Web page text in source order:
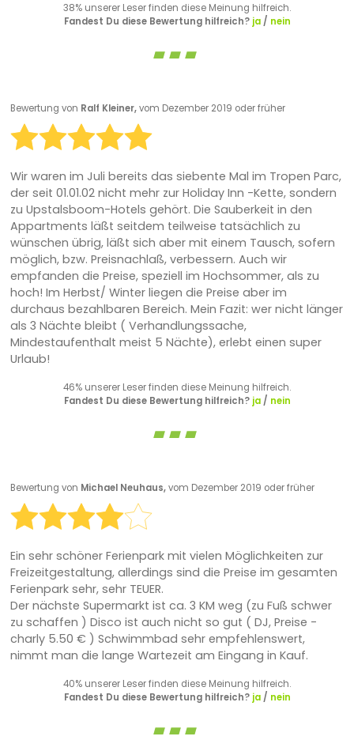
38% unserer Leser finden diese Meinung hilfreich.
Fandest Du diese Bewertung hilfreich? ja/ nein
Bewertung von Ralf Kleiner,vom Dezember 2019 oder früher
Wir waren im Juli bereits das siebente Mal im Tropen Parc,
der seit 01.01.02 nicht mehr zur Holiday Inn -Kette, sondern
zu Upstalsboom-Hotels gehört. Die Sauberkeit in den
Appartments läßt seitdem teilweise tatsächlich zu
wünschen übrig, läßt sich aber mit einem Tausch, sofern
möglich, bzw. Preisnachlaß, verbessern. Auch wir
empfanden die Preise, speziell im Hochsommer, als zu
hoch! Im Herbst/ Winter liegen die Preise aber im
durchaus bezahlbaren Bereich. Mein Fazit: wer nicht länger
als 3 Nächte bleibt ( Verhandlungssache,
Mindestaufenthalt meist 5 Nächte), erlebt einen super
Urlaub!
46% unserer Leser finden diese Meinung hilfreich.
Fandest Du diese Bewertung hilfreich? ja/ nein
Bewertung von Michael Neuhaus,vom Dezember 2019 oder früher
Ein sehr schöner Ferienpark mit vielen Möglichkeiten zur
Freizeitgestaltung, allerdings sind die Preise im gesamten
Ferienpark sehr, sehr TEUER.
Der nächste Supermarkt ist ca. 3 KM weg (zu Fuß schwer
zu schaffen ) Disco ist auch nicht so gut ( DJ, Preise -
charly 5.50 € ) Schwimmbad sehr empfehlenswert,
nimmt man die lange Wartezeit am Eingang in Kauf.
40% unserer Leser finden diese Meinung hilfreich.
Fandest Du diese Bewertung hilfreich? ja/ nein